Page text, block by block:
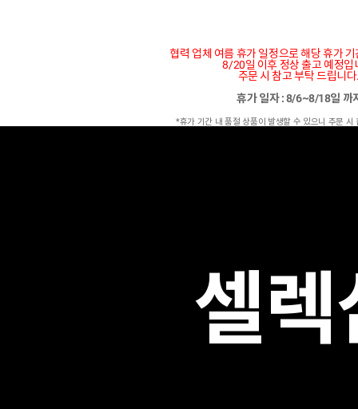
협력 업체 여름 휴가 일정으로 해당 휴가
8/20일 이후 정상 출고 예정입
주문 시 참고 부탁 드립니
휴가 일자 : 8/6~8/18일 까
*휴가 기간 내 품절 상품이 발생할 수 있으니 주문 시
셀렉